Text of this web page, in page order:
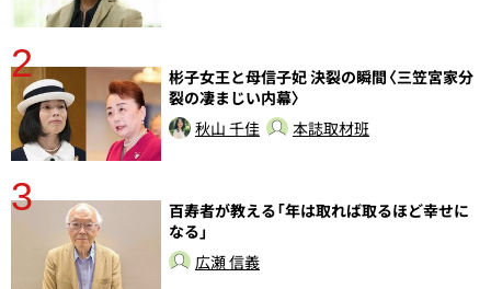
2
彬子女王と母信子妃 決裂の瞬間〈三笠宮家分
裂の凄まじい内幕〉
秋山 千佳
本誌取材班
3
百寿者が教える「年は取れば取るほど幸せに
なる」
広瀬 信義